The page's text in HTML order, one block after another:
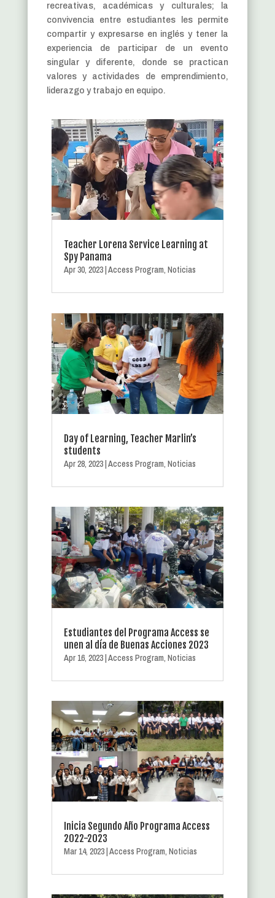
recreativas, académicas y culturales; la
convivencia entre estudiantes les permite
compartir y expresarse en inglés y tener la
experiencia de participar de un evento
singular y diferente, donde se practican
valores y actividades de emprendimiento,
liderazgo y trabajo en equipo.
Teacher Lorena Service Learning at
Spy Panama
Apr 30, 2023 |Access Program,Noticias
Day of Learning, Teacher Marlin’s
students
Apr 28, 2023|Access Program,Noticias
Estudiantes del Programa Access se
unen al día de Buenas Acciones 2023
Apr 16, 2023|Access Program,Noticias
Inicia Segundo Año Programa Access
2022-2023
Mar 14, 2023|Access Program,Noticias